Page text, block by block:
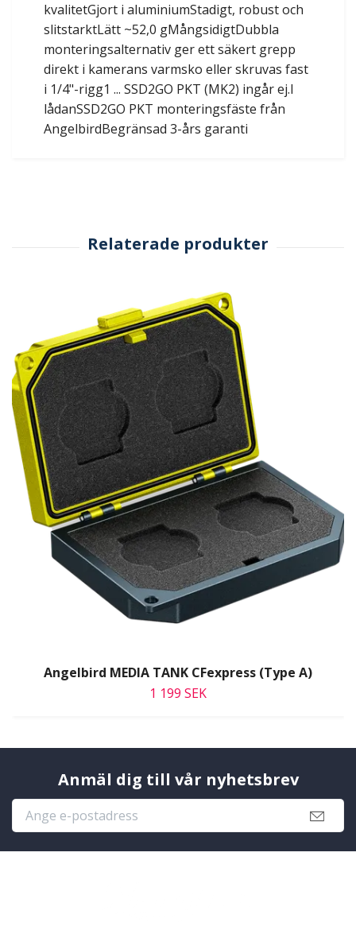
kvalitetGjort i aluminiumStadigt, robust och
slitstarktLätt ~52,0 gMångsidigtDubbla
monteringsalternativ ger ett säkert grepp
direkt i kamerans varmsko eller skruvas fast
i 1/4"-rigg1 ... SSD2GO PKT (MK2) ingår ej.I
lådanSSD2GO PKT monteringsfäste från
AngelbirdBegränsad 3-års garanti
Angelbird MEDIA TANK CFexpress (Type A)
1 199 SEK
Anmäl dig till vår nyhetsbrev